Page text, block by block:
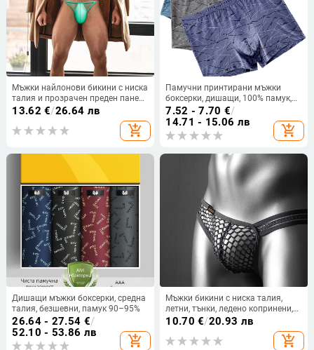
Мъжки найлонови бикини с ниска
талия и прозрачен преден панел
AD319
13.62 €/26.64 лв
add_shopping_cart
Памучни принтирани мъжки
боксерки, дишащи, 100% памук,
голям размер, за млади студенти
7.52 - 7.70 €/
14.71 - 15.06 лв
add_shopping_cart
Дишащи мъжки боксерки, средна
талия, безшевни, памук 90–95%
26.64 - 27.54 €/
52.10 - 53.86 лв
add_shopping_cart
Мъжки бикини с ниска талия,
летни, тънки, ледено копринени,
големи, мрежести, дишащи, секси,
доставка
10.70 €/20.93 лв
add_shopping_cart